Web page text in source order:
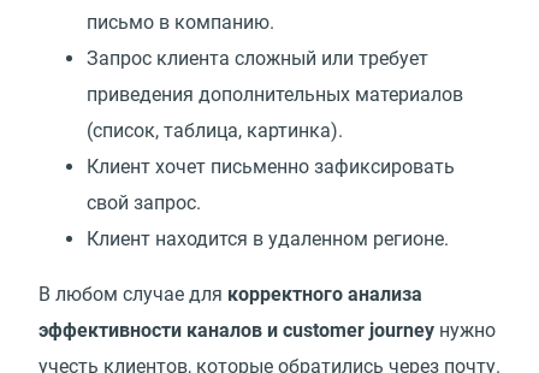
письмо в компанию.
Запрос клиента сложный или требует
приведения дополнительных материалов
(список, таблица, картинка).
Клиент хочет письменно зафиксировать
свой запрос.
Клиент находится в удаленном регионе.
В любом случае для корректного анализа
эффективности каналов и customer journey нужно
учесть клиентов, которые обратились через почту.